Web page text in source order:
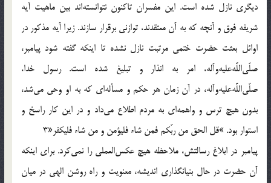
ديگرى نازل شده است. اين مفسران تاكنون نتوانسته‌اند بين ماهيت آيه
شريفه فوق و آنچه كه به آن معتقدند، توازنى برقرار سازند. زيرا آيه مذكور در
اوائل بعثت حضرت ختمى مرتبت نازل نشده تا اينكه گفته شود پيامبر،
صلّى‌اللَّه‌عليه‌وآله، امر به انذار و تبليغ شده است. رسول خدا،
صلّى‌اللَّه‌عليه‌وآله، در آن زمان هر حكم و مسأله‌اى كه به او وحى مى‌شد،
بدون هيچ ترس و واهمه‌اى به مردم اطلاع مى‌داد و در اين كار راسخ و
استوار بود. »قل الحق من ربّكم فمن شاء فليؤمن و من شاء فليكفر«3
پيامبر در ابلاغ رسالتش، ملاحظه هيچ عكس‌العملى را نمى‌كرد. براى اينكه
آن حضرت در حال بنيانگذارى انديشه، معنويت و راه روشن الهى در ميان